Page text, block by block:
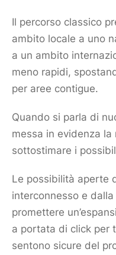
Il percorso classico
ambito locale a uno
a un ambito
meno rapidi,
per aree contigue.
Quando si parla di
messa in evidenza la
sottostimare i
Le possibilità aperte
interconnesso e
promettere
a portata di click per
sentono sicure del